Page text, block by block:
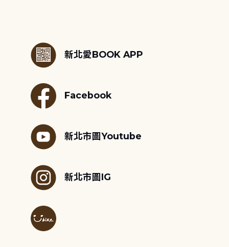
新北愛BOOK APP
Facebook
新北市圖Youtube
新北市圖IG